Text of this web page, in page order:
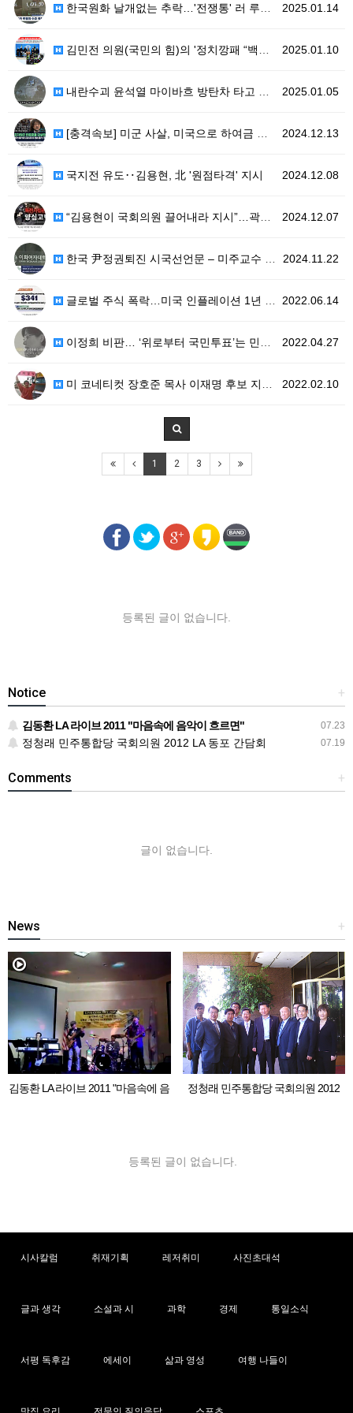
2025.01.14
한국원화 날개없는 추락…'전쟁통' 러 루블화 수준 폭락
2025.01.10
김민전 의원(국민의 힘)의 '정치깡패 “백골단”동원 시…
2025.01.05
내란수괴 윤석열 마이바흐 방탄차 타고 이미 도망?
2024.12.13
[충격속보] 미군 사살, 미국으로 하여금 북한 폭격 유…
2024.12.08
국지전 유도‥김용현, 北 '원점타격' 지시
2024.12.07
“김용현이 국회의원 끌어내라 지시”…곽종근 특전사령관 …
2024.11.22
한국 尹정권퇴진 시국선언문 – 미주교수 및 연구자 일동
2022.06.14
글로벌 주식 폭락…미국 인플레이션 1년 간 8.6% 증…
2022.04.27
이정희 비판… ‘위로부터 국민투표’는 민주주의가 아니다
2022.02.10
미 코네티컷 장호준 목사 이재명 후보 지지 선언
1 2 3
등록된 글이 없습니다.
+
Notice
07.23
김동환 LA 라이브 2011 "마음속에 음악이 흐르면"
07.19
정청래 민주통합당 국회의원 2012 LA 동포 간담회
+
Comments
글이 없습니다.
+
News
김동환 LA 라이브 2011 "마음속에 음
정청래 민주통합당 국회의원 2012
등록된 글이 없습니다.
시사칼럼 취재기획 레저취미 사진초대석
글과 생각 소설과 시 과학 경제 통일소식
서평 독후감 에세이 삶과 영성 여행 나들이